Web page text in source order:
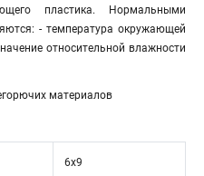
пластика. Нормальными
- температура окружающей
относительной влажности
материалов
6х9